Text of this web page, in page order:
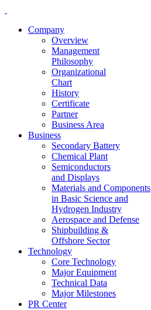
Company
Overview
Management
Philosophy
Organizational
Chart
History
Certificate
Partner
Business Area
Business
Secondary Battery
Chemical Plant
Semiconductors
and Displays
Materials and Components
in Basic Science and
Hydrogen Industry
Aerospace and Defense
Shipbuilding &
Offshore Sector
Technology
Core Technology
Major Equipment
Technical Data
Major Milestones
PR Center